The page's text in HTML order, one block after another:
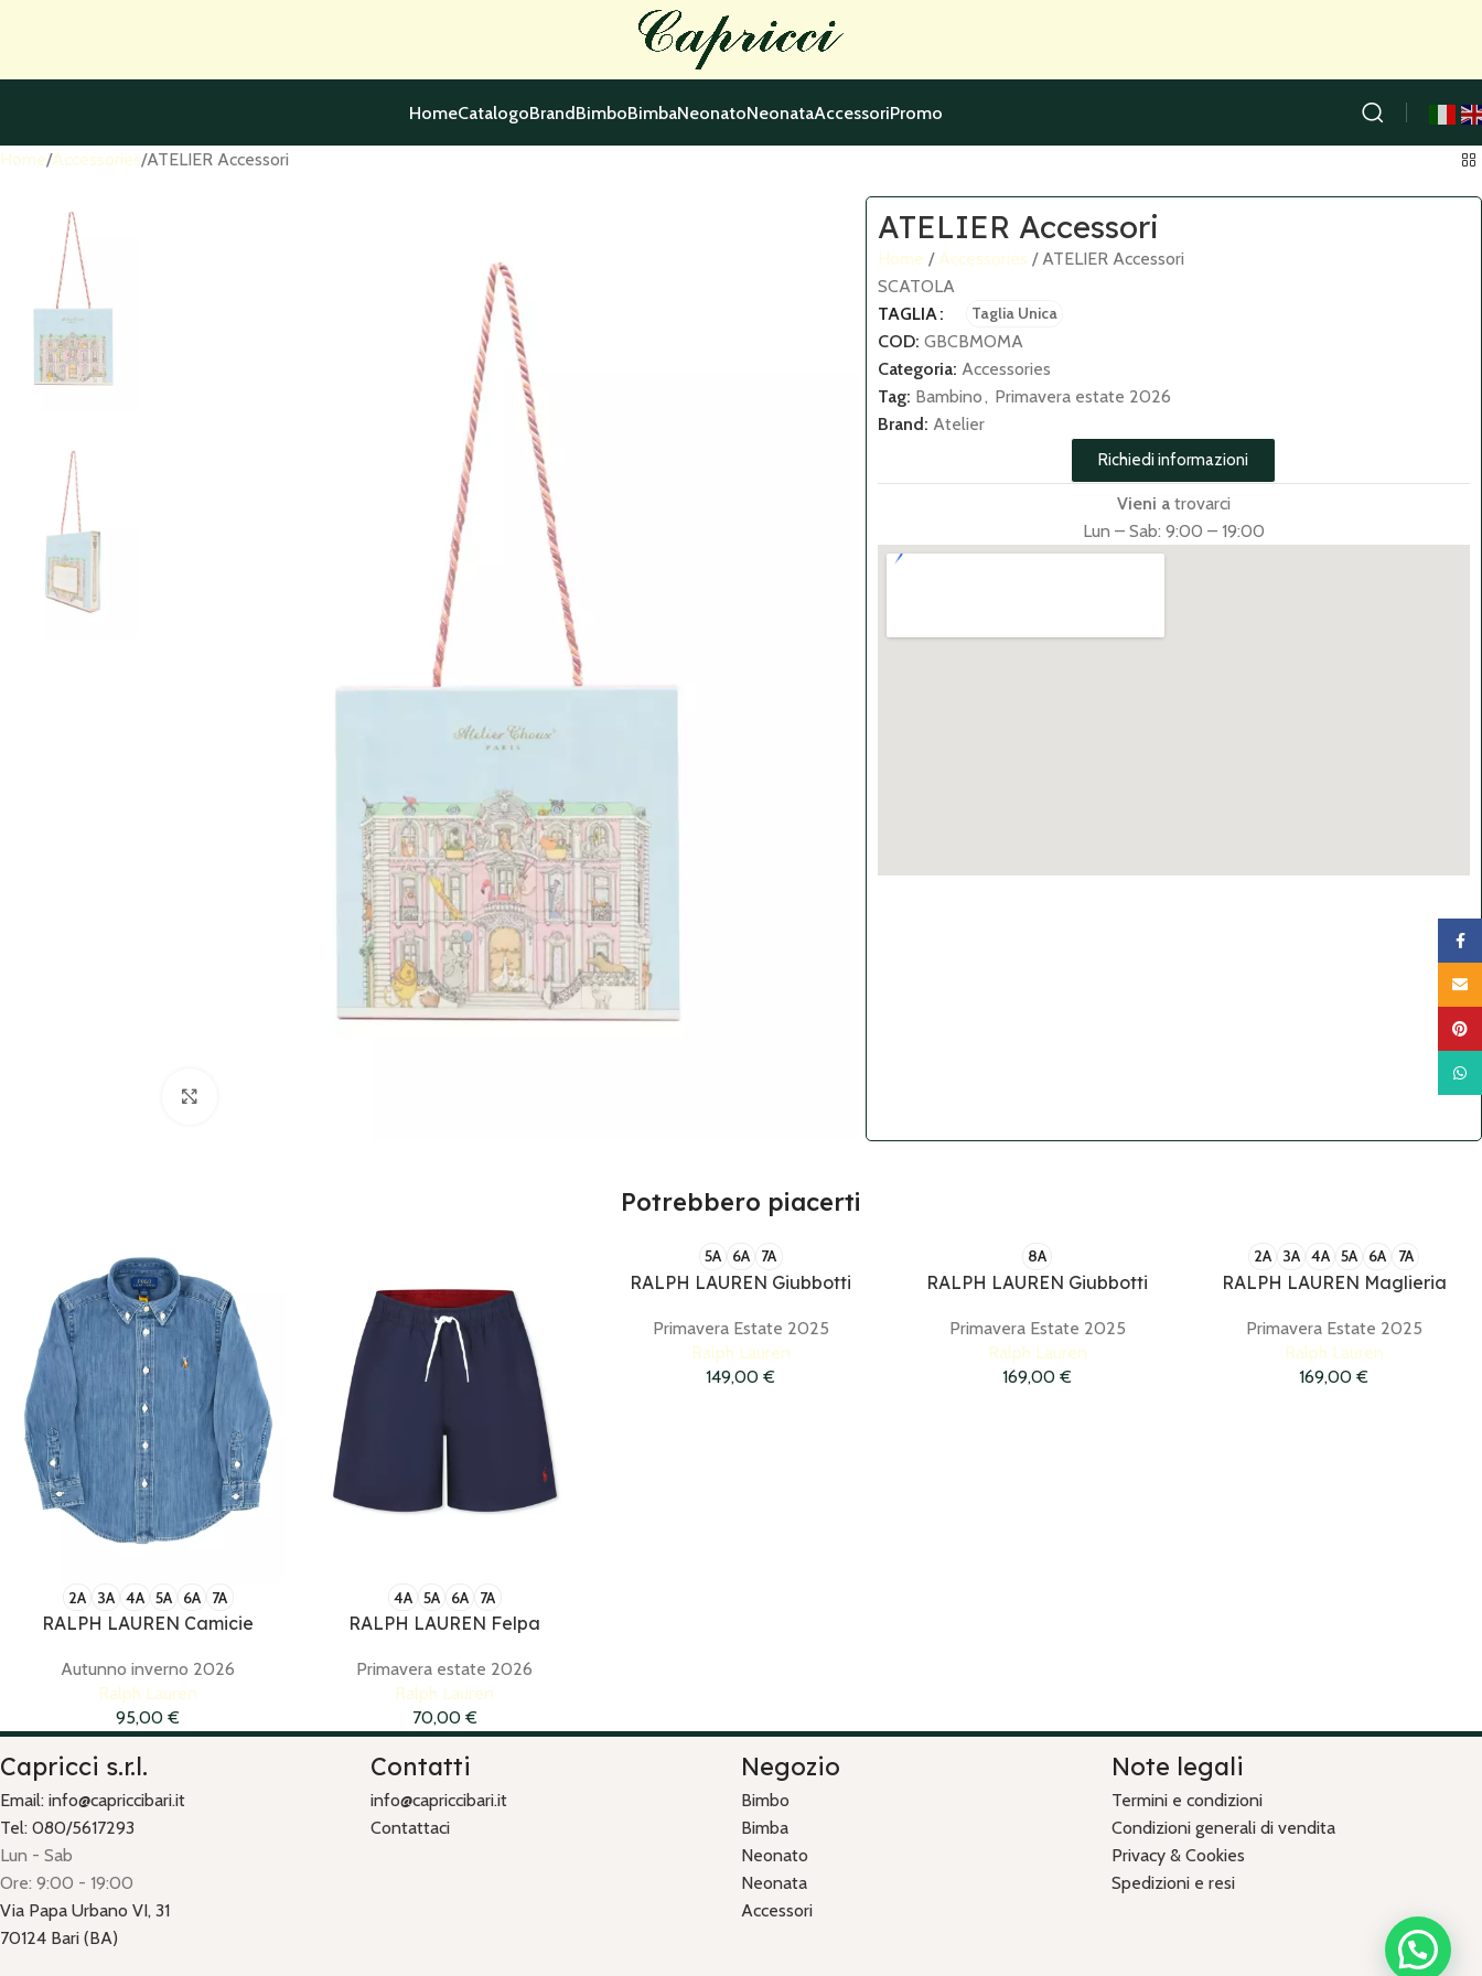
HomeCatalogoBrandBimboBimbaNeonatoNeonataAccessoriPromo
Home Accessories ATELIER Accessori
ATELIER Accessori
Home Accessories
ATELIER Accessori
SCATOLA
TAGLIA
Taglia Unica
COD: GBCBMOMA
Categoria: Accessories
Tag: Bambino , Primavera estate 2026
Brand: Atelier
Richiedi informazioni
Vieni atrovarci
Lun – Sab: 9:00 – 19:00
Potrebbero piacerti
2A 3A 4A 5A 6A 7A
RALPH LAUREN Camicie
Autunno inverno 2026
Ralph Lauren
95,00€
4A 5A 6A 7A
RALPH LAUREN Felpa
Primavera estate 2026
Ralph Lauren
70,00 €
5A 6A 7A
RALPH LAUREN Giubbotti
Primavera Estate 2025
Ralph Lauren
149,00€
8A
RALPH LAUREN Giubbotti
Primavera Estate 2025
Ralph Lauren
169,00€
2A 3A 4A 5A 6A 7A
RALPH LAUREN Maglieria
Primavera Estate 2025
Ralph Lauren
169,00€
Capricci s.r.l.
Email: info@capriccibari.it
Tel: 080/5617293
Lun - Sab
Ore: 9:00 - 19:00
Via Papa Urbano VI, 31
70124 Bari (BA)
Contatti
info@capriccibari.it
Contattaci
Negozio
Bimbo
Bimba
Neonato
Neonata
Accessori
Note legali
Termini e condizioni
Condizioni generali di vendita
Privacy & Cookies
Spedizioni e resi
Email